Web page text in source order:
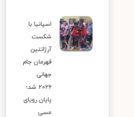
اسپانیا با
شکست
آرژانتین
قهرمان جام
جهانی
۲۰۲۶ شد؛
پایان رویای
مسی